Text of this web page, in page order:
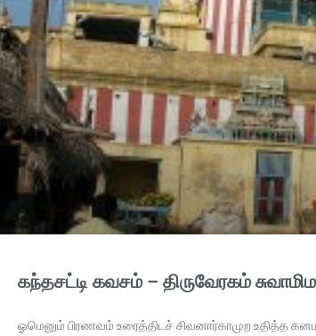
கந்தசட்டி கவசம் – திருவேரகம்
ஓமெனும் பிரணவம் உரைத்திடச் சிவனார்காமுற உதித்த